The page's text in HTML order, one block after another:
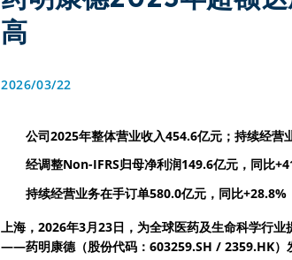
高
2026/03/22
公司2025年整体营业收入454.6亿元；持续经营
经调整Non-IFRS归母净利润149.6亿元，同比
持续经营业务在手订单580.0亿元，同比+28.8%
上海，2026年3月23日，为全球医药及生命科学行
——药明康德（股份代码：603259.SH / 2359.HK）